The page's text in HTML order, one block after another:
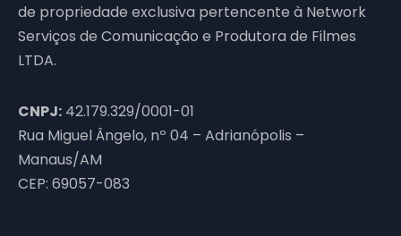
de propriedade exclusiva pertencente à Network
Serviços de Comunicação e Produtora de Filmes
LTDA.
CNPJ: 42.179.329/0001-01
Rua Miguel Ângelo, nº 04 – Adrianópolis –
Manaus/AM
CEP: 69057-083